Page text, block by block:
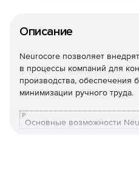
Описание
Neurocore позволяет
в процессы компаний для
производства, обеспечения
минимизации ручного труда.
Основные возможности